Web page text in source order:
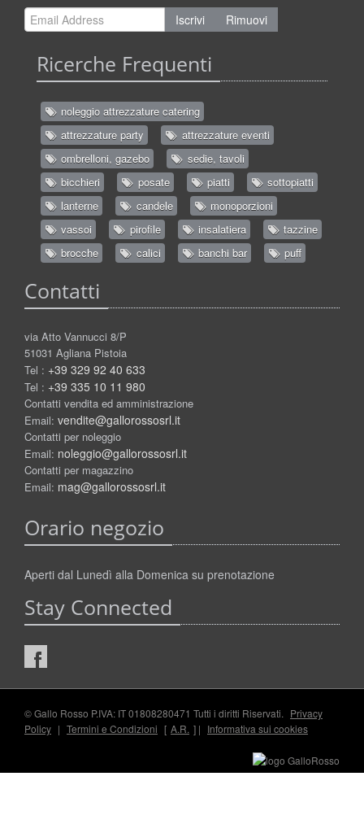
Iscrivi
Rimuovi
Ricerche Frequenti
noleggio attrezzature catering
attrezzature party
attrezzature eventi
ombrelloni, gazebo
sedie, tavoli
bicchieri
posate piatti
sottopiatti
lanterne
candele
monoporzioni
vassoi
pirofile insalatiera
tazzine
brocche
calici banchi bar puff
Contatti
via Atto Vannucci 8/P
51031 Agliana Pistoia
Tel : +39 329 92 40 633
Tel : +39 335 10 11 980
Contatti vendita ed amministrazione
Email: vendite@gallorossosrl.it
Contatti per noleggio
Email: noleggio@gallorossosrl.it
Contatti per magazzino
Email: mag@gallorossosrl.it
Orario negozio
Aperti dal Lunedì alla Domenica su prenotazione
Stay Connected
© Gallo Rosso P.IVA: IT 01808280471 Tutti i diritti Riservati. Privacy
Policy | Termini e Condizioni [ A.R. ] | Informativa sui cookies